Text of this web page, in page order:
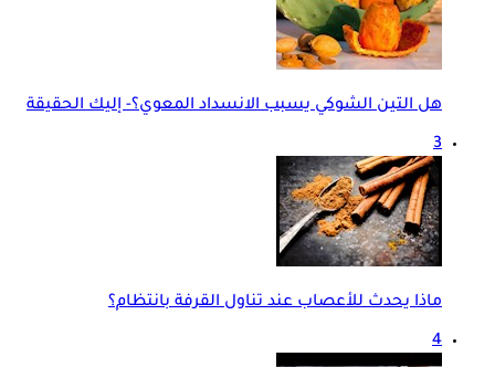
هل التين الشوكي يسبب الانسداد المعوي؟- إليك الحقيقة
3
ماذا يحدث للأعصاب عند تناول القرفة بانتظام؟
4